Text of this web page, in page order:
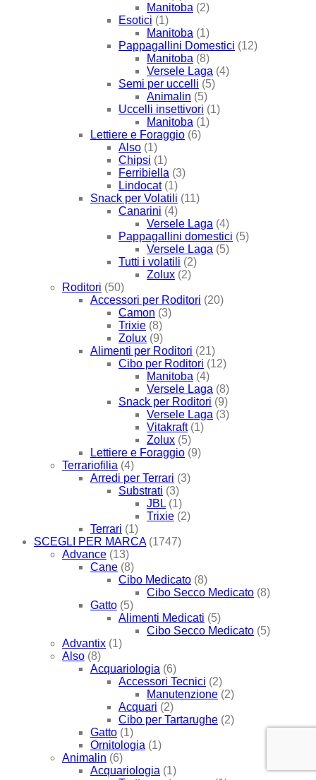
Manitoba (2)
Esotici (1)
Manitoba (1)
Pappagallini Domestici (12)
Manitoba (8)
Versele Laga (4)
Semi per uccelli (5)
Animalin (5)
Uccelli insettivori (1)
Manitoba (1)
Lettiere e Foraggio (6)
Also (1)
Chipsi (1)
Ferribiella (3)
Lindocat (1)
Snack per Volatili (11)
Canarini (4)
Versele Laga (4)
Pappagallini domestici (5)
Versele Laga (5)
Tutti i volatili (2)
Zolux (2)
Roditori (50)
Accessori per Roditori (20)
Camon (3)
Trixie (8)
Zolux (9)
Alimenti per Roditori (21)
Cibo per Roditori (12)
Manitoba (4)
Versele Laga (8)
Snack per Roditori (9)
Versele Laga (3)
Vitakraft (1)
Zolux (5)
Lettiere e Foraggio (9)
Terrariofilia (4)
Arredi per Terrari (3)
Substrati (3)
JBL (1)
Trixie (2)
Terrari (1)
SCEGLI PER MARCA (1747)
Advance (13)
Cane (8)
Cibo Medicato (8)
Cibo Secco Medicato (8)
Gatto (5)
Alimenti Medicati (5)
Cibo Secco Medicato (5)
Advantix (1)
Also (8)
Acquariologia (6)
Accessori Tecnici (2)
Manutenzione (2)
Acquari (2)
Cibo per Tartarughe (2)
Gatto (1)
Ornitologia (1)
Animalin (6)
Acquariologia (1)